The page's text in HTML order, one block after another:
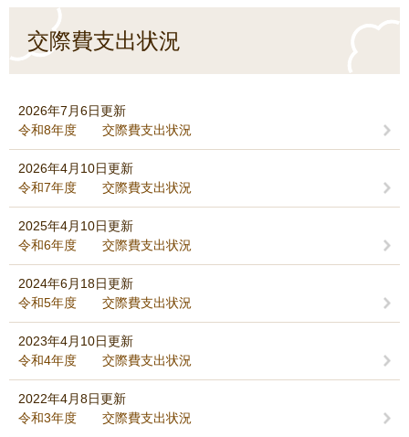
交際費支出状況
2026年7月6日更新
令和8年度 交際費支出状況
2026年4月10日更新
令和7年度 交際費支出状況
2025年4月10日更新
令和6年度 交際費支出状況
2024年6月18日更新
令和5年度 交際費支出状況
2023年4月10日更新
令和4年度 交際費支出状況
2022年4月8日更新
令和3年度 交際費支出状況